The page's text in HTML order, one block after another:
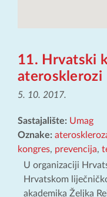
11. Hrvatski
aterosklerozi
5. 10. 2017.
Sastajalište: Umag
Oznake:
kongres, prevencija,
U organizaciji
Hrvatskom
akademika Željka